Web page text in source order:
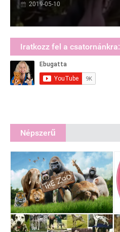
2019-05-10
Iratkozz fel a csatornánkra:
Népszerű